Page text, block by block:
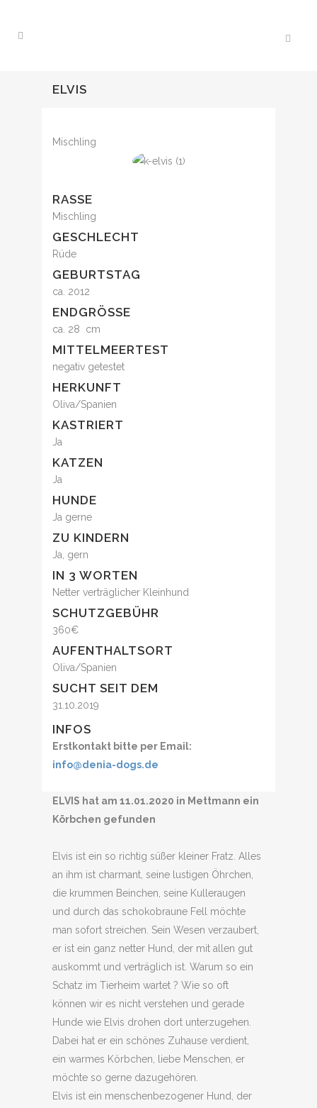
ELVIS
Mischling
RASSE
Mischling
GESCHLECHT
Rüde
GEBURTSTAG
ca. 2012
ENDGRÖSSE
ca. 28 cm
MITTELMEERTEST
negativ getestet
HERKUNFT
Oliva/Spanien
KASTRIERT
Ja
KATZEN
Ja
HUNDE
Ja gerne
ZU KINDERN
Ja, gern
IN 3 WORTEN
Netter verträglicher Kleinhund
SCHUTZGEBÜHR
360€
AUFENTHALTSORT
Oliva/Spanien
SUCHT SEIT DEM
31.10.2019
INFOS
Erstkontakt bitte per Email:
info@denia-dogs.de
ELVIS hat am 11.01.2020 in Mettmann ein
Körbchen gefunden
Elvis ist ein so richtig süßer kleiner Fratz. Alles
an ihm ist charmant, seine lustigen Öhrchen,
die krummen Beinchen, seine Kulleraugen
und durch das schokobraune Fell möchte
man sofort streichen. Sein Wesen verzaubert,
er ist ein ganz netter Hund, der mit allen gut
auskommt und verträglich ist. Warum so ein
Schatz im Tierheim wartet ? Wie so oft
können wir es nicht verstehen und gerade
Hunde wie Elvis drohen dort unterzugehen.
Dabei hat er ein schönes Zuhause verdient,
ein warmes Körbchen, liebe Menschen, er
möchte so gerne dazugehören.
Elvis ist ein menschenbezogener Hund, der